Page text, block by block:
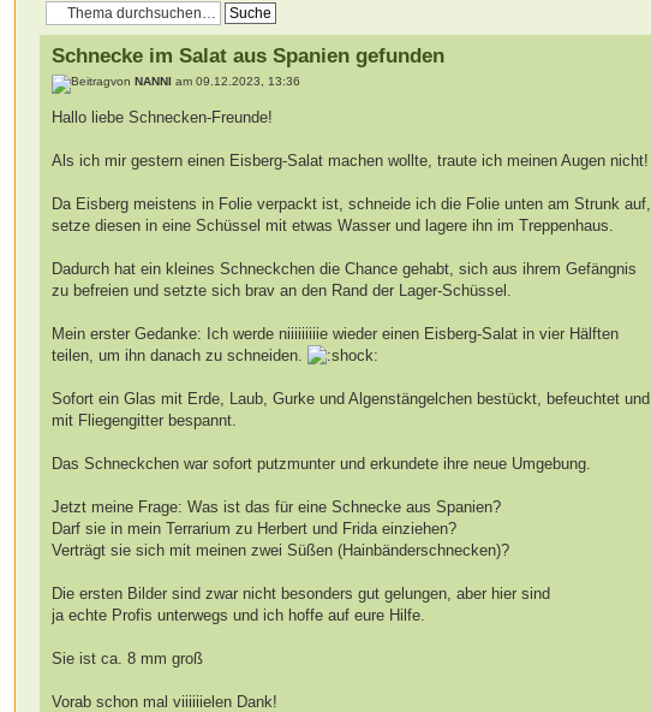
Schnecke im Salat aus Spanien gefunden
vonNANNI am 09.12.2023, 13:36
Hallo liebe Schnecken-Freunde!
Als ich mir gestern einen Eisberg-Salat machen wollte, traute ich meinen Augen nicht!
Da Eisberg meistens in Folie verpackt ist, schneide ich die Folie unten am Strunk auf,
setze diesen in eine Schüssel mit etwas Wasser und lagere ihn im Treppenhaus.
Dadurch hat ein kleines Schneckchen die Chance gehabt, sich aus ihrem Gefängnis
zu befreien und setzte sich brav an den Rand der Lager-Schüssel.
Mein erster Gedanke: Ich werde niiiiiiiiie wieder einen Eisberg-Salat in vier Hälften
teilen, um ihn danach zu schneiden.
Sofort ein Glas mit Erde, Laub, Gurke und Algenstängelchen bestückt, befeuchtet und
mit Fliegengitter bespannt.
Das Schneckchen war sofort putzmunter und erkundete ihre neue Umgebung.
Jetzt meine Frage: Was ist das für eine Schnecke aus Spanien?
Darf sie in mein Terrarium zu Herbert und Frida einziehen?
Verträgt sie sich mit meinen zwei Süßen (Hainbänderschnecken)?
Die ersten Bilder sind zwar nicht besonders gut gelungen, aber hier sind
ja echte Profis unterwegs und ich hoffe auf eure Hilfe.
Sie ist ca. 8 mm groß
Vorab schon mal viiiiiielen Dank!